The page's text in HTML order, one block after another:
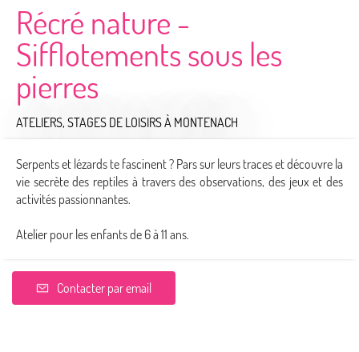
Récré nature -
Sifflotements sous les
pierres
ATELIERS, STAGES DE LOISIRSÀ MONTENACH
Serpents et lézards te fascinent ? Pars sur leurs traces et découvre la
vie secrète des reptiles à travers des observations, des jeux et des
activités passionnantes.
Atelier pour les enfants de 6 à 11 ans.
Contacter par email